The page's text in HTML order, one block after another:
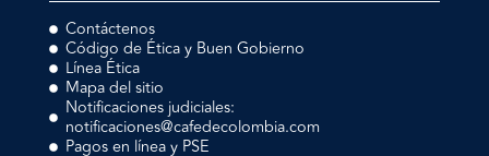
Contáctenos
Código de Ética y Buen Gobierno
Línea Ética
Mapa del sitio
Notificaciones judiciales:
notificaciones@cafedecolombia.com
Pagos en línea y PSE